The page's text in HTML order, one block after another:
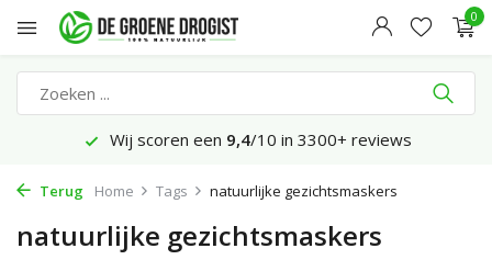
0
Wij scoren een 9,4/10 in 3300+ reviews
Terug Home Tags natuurlijke gezichtsmaskers
natuurlijke gezichtsmaskers